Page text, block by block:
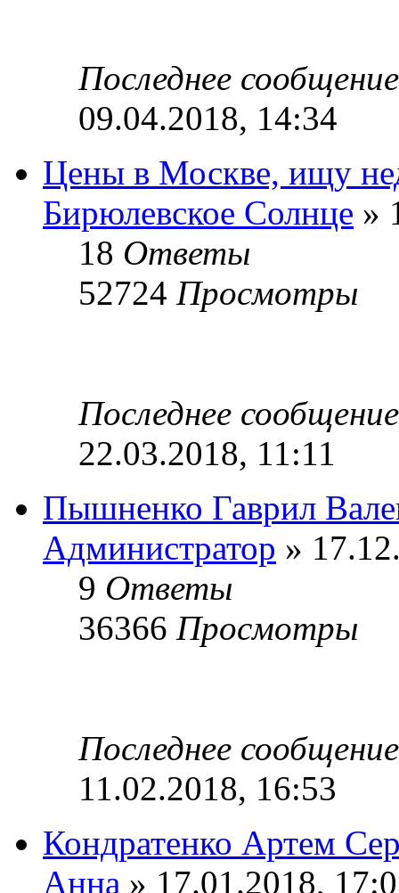
Последнее
09.04.2018, 14:34
Цены в Москве, ищу
Бирюлевское Солнце »
18 Ответы
52724 Просмотры
Последнее
22.03.2018, 11:11
Пышненко Гаврил
Администратор »
9 Ответы
36366 Просмотры
Последнее
11.02.2018, 16:53
Кондратенко Артем
Анна » 17.01.2018,